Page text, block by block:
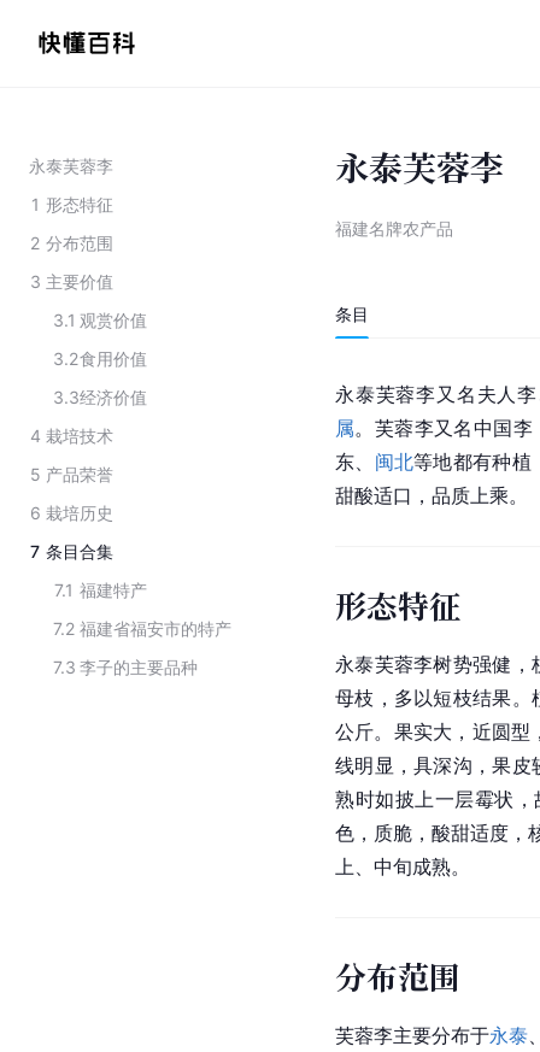
永泰芙蓉李
1 形态特征
2 分布范围
3 主要价值
3.1 观赏价值
3.2食用价值
3.3经济价值
4 栽培技术
5 产品荣誉
6 栽培历史
7 条目合集
7.1 福建特产
7.2 福建省福安市的特产
7.3 李子的主要品种
永泰芙蓉李
福建名牌农产品
条目
永泰芙蓉李又名夫人
属。芙蓉李又名中国李
东、 闽北等地都有种植
甜酸适口，品质上乘。
形态特征
永泰芙蓉李树势强健
母枝，多以短枝结果
公斤。果实大，近圆
线明显，具深沟，果
熟时如披上一层霉状，
色 ，质脆，酸甜适度
上、中旬成熟。
分布范围
芙蓉李主要分布于永泰